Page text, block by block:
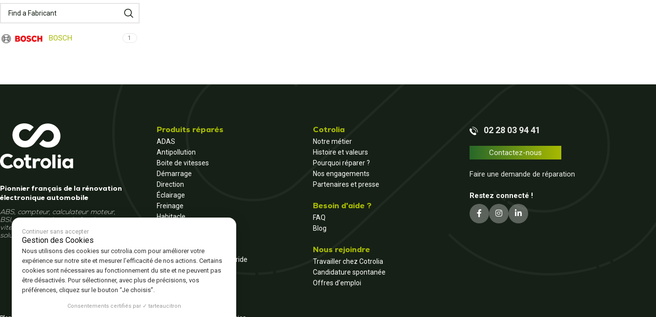
BOSCH 1
Pionnier français de la rénovation
électronique automobile
ABS, compteur, calculateur moteur,
BSI, autoradio, écran, boîte de
vitesses... Et si la réparation était la
solution ?
Produits réparés
ADAS
Antipollution
Boite de vitesses
Démarrage
Direction
Éclairage
Freinage
Habitacle
Tableau de bord
Véhicule électrique et hybride
Cotrolia
Notre métier
Histoire et valeurs
Pourquoi réparer ?
Nos engagements
Partenaires et presse
Besoin d'aide ?
FAQ
Blog
Nous rejoindre
Travailler chez Cotrolia
Candidature spontanée
Offres d'emploi
02 28 03 94 41
Contactez-nous
Faire une demande de réparation
Restez connecté !
Continuer sans accepter
Gestion des Cookies
Nous utilisons des cookies sur cotrolia.com pour améliorer votre
expérience sur notre site et mesurer l’efficacité de nos actions. Certains
cookies sont nécessaires au fonctionnement du site et ne peuvent pas
être désactivés. Pour sélectionner, avec plus de précisions, vos
préférences, cliquez sur le bouton “Je choisis”.
Consentements certifiés par ✓ tarteaucitron